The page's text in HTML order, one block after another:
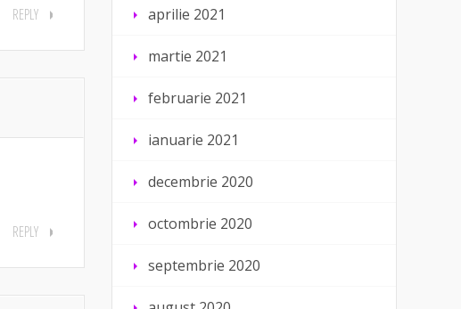
REPLY
REPLY
aprilie 2021
martie 2021
februarie 2021
ianuarie 2021
decembrie 2020
octombrie 2020
septembrie 2020